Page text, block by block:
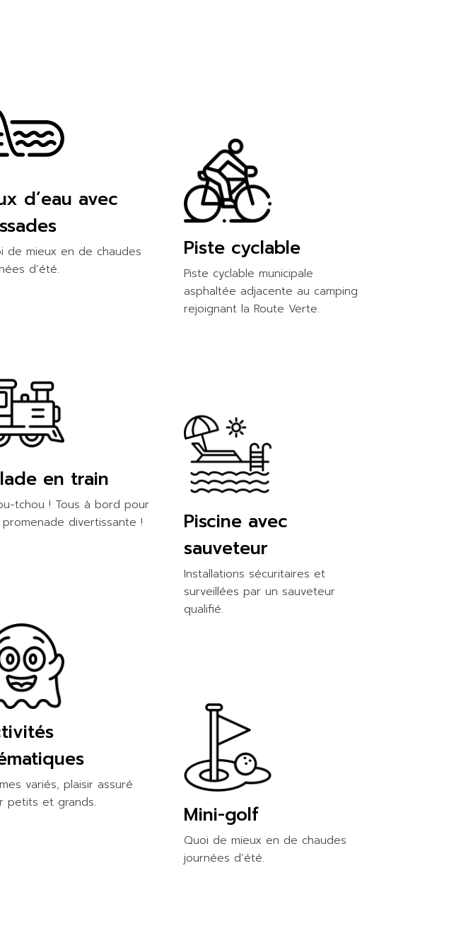
d’eau avec
de mieux en de chaudes
d’été.
en train
tchou ! Tous à bord pour
divertissante !
variés, plaisir assuré
petits et grands.
Piste cyclable
Piste cyclable municipale
asphaltée adjacente au camping
rejoignant la Route Verte.
Piscine avec
sauveteur
Installations sécuritaires et
surveillées par un sauveteur
qualifié.
Mini-golf
Quoi de mieux en de chaudes
journées d’été.